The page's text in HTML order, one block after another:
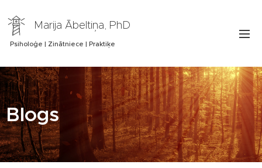
Marija Ābeltiņa, PhD
Psiholoģe | Zinātniece | Praktiķe
Blogs